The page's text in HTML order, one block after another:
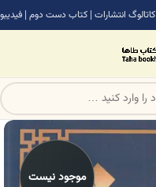
کاتالوگ انتشارات | کتاب دست دوم | فیدیبو
موجود نیست